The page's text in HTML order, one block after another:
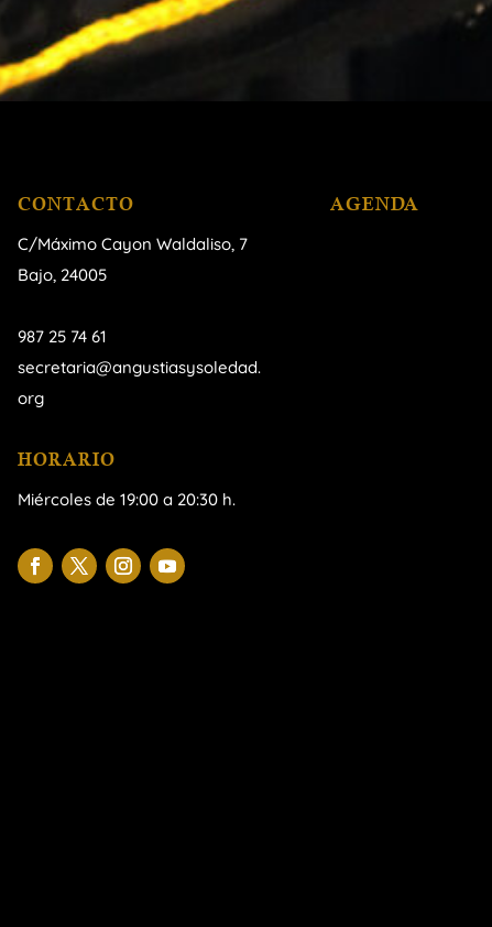
CONTACTO
C/Máximo Cayon Waldaliso, 7
Bajo, 24005
987 25 74 61
secretaria@angustiasysoledad.
org
HORARIO
Miércoles de 19:00 a 20:30 h.
AGENDA